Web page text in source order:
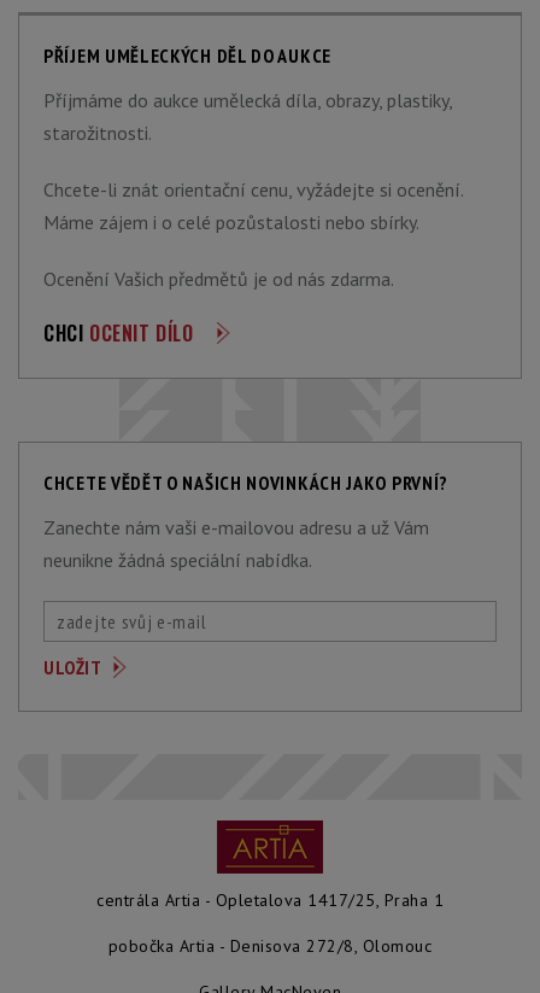
PŘÍJEM UMĚLECKÝCH DĚL DO AUKCE
Příjmáme do aukce umělecká díla, obrazy, plastiky,
starožitnosti.
Chcete-li znát orientační cenu, vyžádejte si ocenění.
Máme zájem i o celé pozůstalosti nebo sbírky.
Ocenění Vašich předmětů je od nás zdarma.
CHCI OCENIT DÍLO
CHCETE VĚDĚT O NAŠICH NOVINKÁCH JAKO PRVNÍ?
Zanechte nám vaši e-mailovou adresu a už Vám
neunikne žádná speciální nabídka.
centrála Artia - Opletalova 1417/25, Praha 1
pobočka Artia - Denisova 272/8, Olomouc